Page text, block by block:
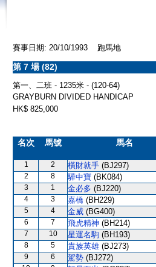
賽事日期: 20/10/1993 跑馬地
第 7 場 (82)
第一、二班 - 1235米 - (120-64)
GRAYBURN DIVIDED HANDICAP
HK$ 825,000
名次 馬號 馬名
1 2 橫財就手 (BJ297)
2 8 驊中寶 (BK084)
3 1 金必多 (BJ220)
4 3 嘉橋 (BH229)
5 4 金威 (BG400)
6 7 飛虎精神 (BH214)
7 10 星運名駒 (BH193)
8 5 貴族英雄 (BJ273)
9 6 駕勢 (BJ272)